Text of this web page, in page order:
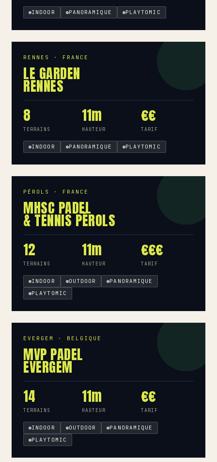
INDOOR PANORAMIQUE PLAYTOMIC
RENNES · FRANCE
LE GARDEN
RENNES
8
TERRAINS
11m
HAUTEUR
€€
TARIF
INDOOR PANORAMIQUE PLAYTOMIC
PÉROLS · FRANCE
MHSC PADEL
& TENNIS PÉROLS
12
TERRAINS
11m
HAUTEUR
€€€
TARIF
INDOOR OUTDOOR
PANORAMIQUE
PLAYTOMIC
EVERGEM · BELGIQUE
MVP PADEL
EVERGEM
14
TERRAINS
11m
HAUTEUR
€€
TARIF
INDOOR OUTDOOR
PANORAMIQUE
PLAYTOMIC